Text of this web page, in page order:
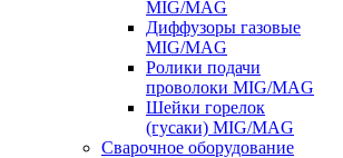
MIG/MAG
Диффузоры газовые
MIG/MAG
Ролики подачи
проволоки MIG/MAG
Шейки горелок
(гусаки) MIG/MAG
Сварочное оборудование